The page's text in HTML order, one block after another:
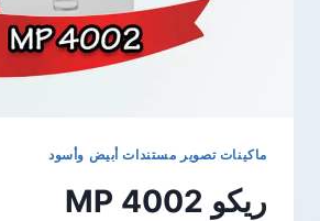
ماكينات تصوير مستندات أبيض وأسود
ريكو MP 4002